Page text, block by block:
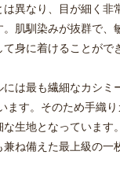
異なり、目が細く非
肌馴染みが抜群で、
身に着けることがで
には最も繊細なカシミ
ます。そのため手織
生地となっています
ね備えた最上級の一